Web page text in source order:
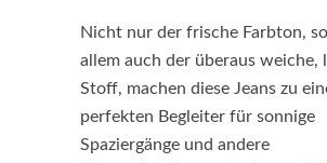
Nicht nur der frische Farbton,
allem auch der überaus weiche,
Stoff, machen diese Jeans zu
perfekten Begleiter für sonnige
Spaziergänge und andere